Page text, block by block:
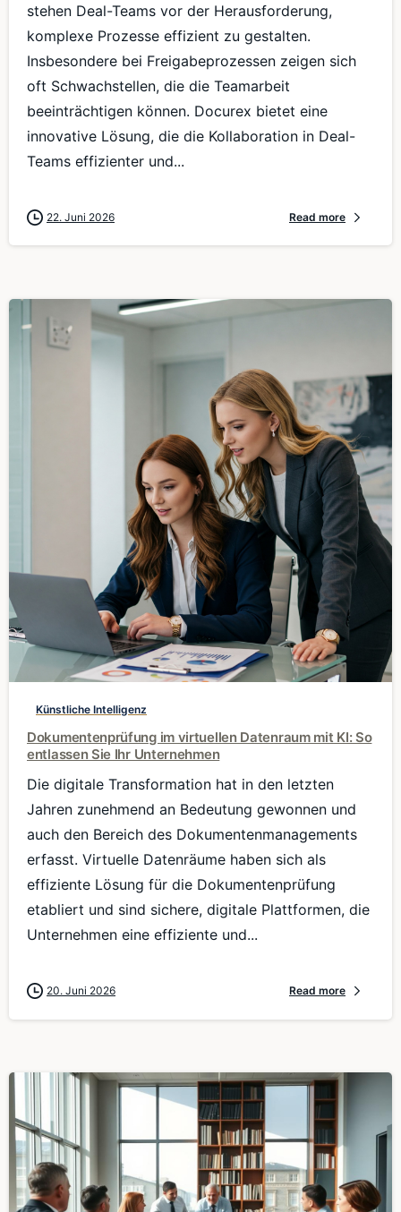
stehen Deal-Teams vor der Herausforderung,
komplexe Prozesse effizient zu gestalten.
Insbesondere bei Freigabeprozessen zeigen sich
oft Schwachstellen, die die Teamarbeit
beeinträchtigen können. Docurex bietet eine
innovative Lösung, die die Kollaboration in Deal-
Teams effizienter und...
22. Juni 2026 Read more
Künstliche Intelligenz
Dokumentenprüfung im virtuellen Datenraum mit KI: So
entlassen Sie Ihr Unternehmen
Die digitale Transformation hat in den letzten
Jahren zunehmend an Bedeutung gewonnen und
auch den Bereich des Dokumentenmanagements
erfasst. Virtuelle Datenräume haben sich als
effiziente Lösung für die Dokumentenprüfung
etabliert und sind sichere, digitale Plattformen, die
Unternehmen eine effiziente und...
20. Juni 2026 Read more